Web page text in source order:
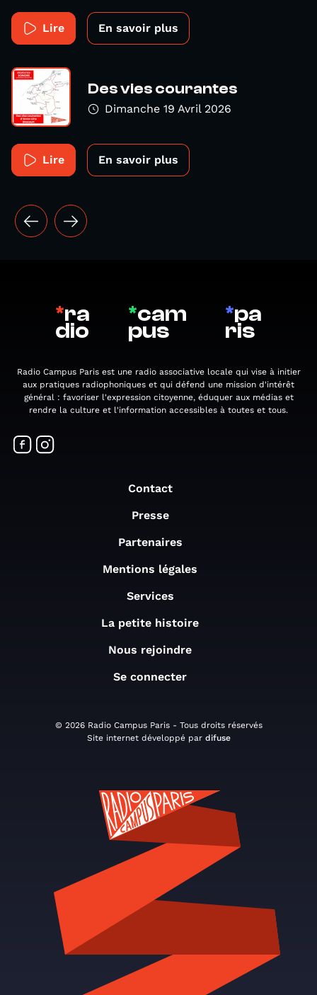
Lire En savoir plus
Des vies courantes
Dimanche 19 Avril 2026
Lire En savoir plus
*ra
dio
*cam
pus
*pa
ris
Radio Campus Paris est une radio associative locale qui vise à initier
aux pratiques radiophoniques et qui défend une mission d'intérêt
général : favoriser l'expression citoyenne, éduquer aux médias et
rendre la culture et l'information accessibles à toutes et tous.
Contact
Presse
Partenaires
Mentions légales
Services
La petite histoire
Nous rejoindre
Se connecter
© 2026 Radio Campus Paris - Tous droits réservés
Site internet développé par difuse